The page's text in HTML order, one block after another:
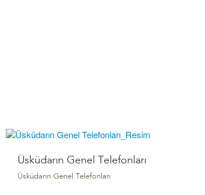
Üsküdarın Genel Telefonları
Üsküdarın Genel Telefonları